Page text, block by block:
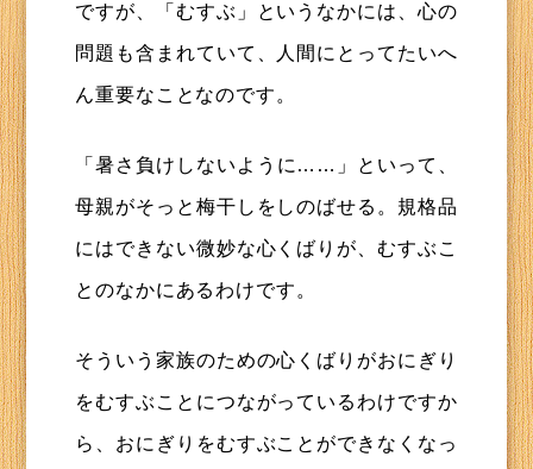
ですが、「むすぶ」というなかには、心の
問題も含まれていて、人間にとってたいへ
ん重要なことなのです。
「暑さ負けしないように……」といって、
母親がそっと梅干しをしのばせる。規格品
にはできない微妙な心くばりが、むすぶこ
とのなかにあるわけです。
そういう家族のための心くばりがおにぎり
をむすぶことにつながっているわけですか
ら、おにぎりをむすぶことができなくなっ